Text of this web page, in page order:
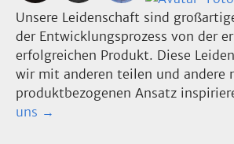
Unsere Leidenschaft sind
der Entwicklungsprozess von der
erfolgreichen Produkt. Diese
wir mit anderen teilen und andere
produktbezogenen Ansatz
uns →